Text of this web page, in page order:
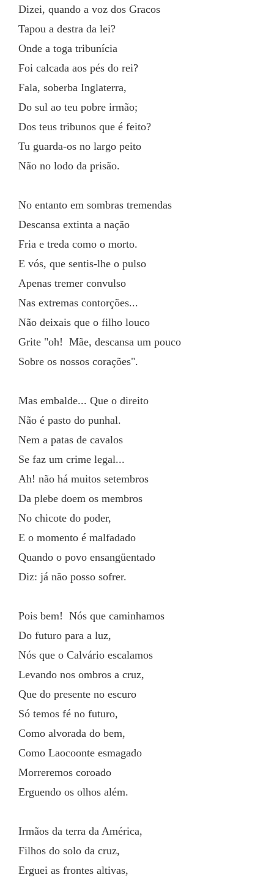
Dizei, quando a voz dos Gracos
Tapou a destra da lei?
Onde a toga tribunícia
Foi calcada aos pés do rei?
Fala, soberba Inglaterra,
Do sul ao teu pobre irmão;
Dos teus tribunos que é feito?
Tu guarda-os no largo peito
Não no lodo da prisão.
No entanto em sombras tremendas
Descansa extinta a nação
Fria e treda como o morto.
E vós, que sentis-lhe o pulso
Apenas tremer convulso
Nas extremas contorções...
Não deixais que o filho louco
Grite "oh!  Mãe, descansa um pouco
Sobre os nossos corações".
Mas embalde... Que o direito
Não é pasto do punhal.
Nem a patas de cavalos
Se faz um crime legal...
Ah! não há muitos setembros
Da plebe doem os membros
No chicote do poder,
E o momento é malfadado
Quando o povo ensangüentado
Diz: já não posso sofrer.
Pois bem!  Nós que caminhamos
Do futuro para a luz,
Nós que o Calvário escalamos
Levando nos ombros a cruz,
Que do presente no escuro
Só temos fé no futuro,
Como alvorada do bem,
Como Laocoonte esmagado
Morreremos coroado
Erguendo os olhos além.
Irmãos da terra da América,
Filhos do solo da cruz,
Erguei as frontes altivas,